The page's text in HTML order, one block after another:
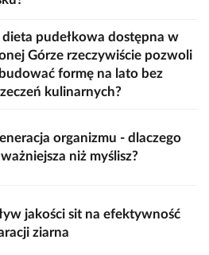
dieta pudełkowa dostępna w
Górze rzeczywiście pozwoli
formę na lato bez
kulinarnych?
organizmu - dlaczego
niż myślisz?
jakości sit na efektywność
ziarna